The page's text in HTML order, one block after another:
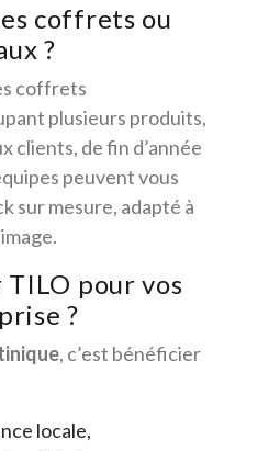
coffrets ou
?
coffrets
plusieurs produits,
clients, de fin d’année
peuvent vous
sur mesure, adapté à
pour vos
?
, c’est bénéficier
locale,